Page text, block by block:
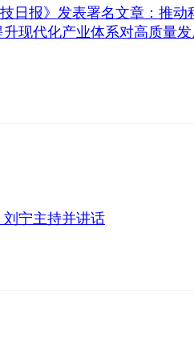
日报》发表署名文章：推动
现代化产业体系对高质量
宁主持并讲话